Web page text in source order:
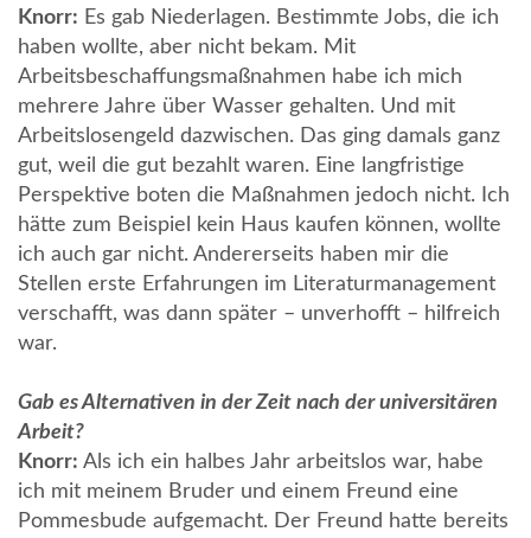
Knorr: Es gab Niederlagen. Bestimmte Jobs, die ich
haben wollte, aber nicht bekam. Mit
Arbeitsbeschaffungsmaßnahmen habe ich mich
mehrere Jahre über Wasser gehalten. Und mit
Arbeitslosengeld dazwischen. Das ging damals ganz
gut, weil die gut bezahlt waren. Eine langfristige
Perspektive boten die Maßnahmen jedoch nicht. Ich
hätte zum Beispiel kein Haus kaufen können, wollte
ich auch gar nicht. Andererseits haben mir die
Stellen erste Erfahrungen im Literaturmanagement
verschafft, was dann später – unverhofft – hilfreich
war.
Gab es Alternativen in der Zeit nach der universitären
Arbeit?
Knorr: Als ich ein halbes Jahr arbeitslos war, habe
ich mit meinem Bruder und einem Freund eine
Pommesbude aufgemacht. Der Freund hatte bereits